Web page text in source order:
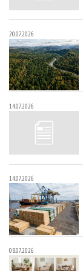
20.07.2026
14.07.2026
14.07.2026
08.07.2026